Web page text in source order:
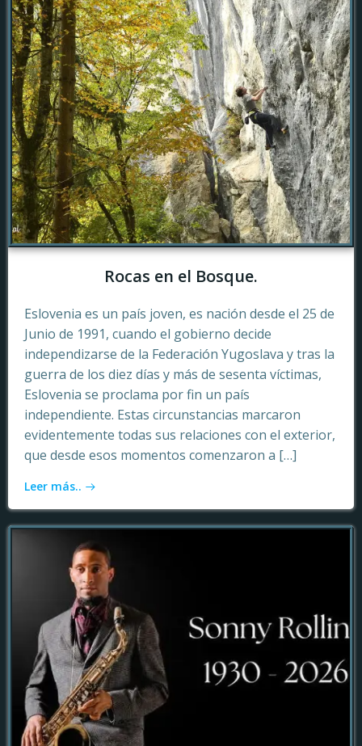
Rocas en el Bosque.
Eslovenia es un país joven, es nación desde el 25 de
Junio de 1991, cuando el gobierno decide
independizarse de la Federación Yugoslava y tras la
guerra de los diez días y más de sesenta víctimas,
Eslovenia se proclama por fin un país
independiente. Estas circunstancias marcaron
evidentemente todas sus relaciones con el exterior,
que desde esos momentos comenzaron a […]
Leer más..